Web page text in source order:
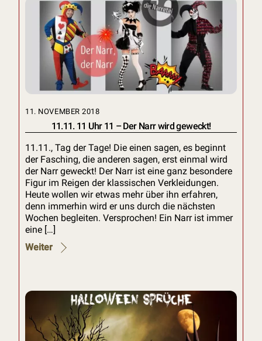
11. NOVEMBER 2018
11.11. 11 Uhr 11 – Der Narr wird geweckt!
11.11., Tag der Tage! Die einen sagen, es beginnt
der Fasching, die anderen sagen, erst einmal wird
der Narr geweckt! Der Narr ist eine ganz besondere
Figur im Reigen der klassischen Verkleidungen.
Heute wollen wir etwas mehr über ihn erfahren,
denn immerhin wird er uns durch die nächsten
Wochen begleiten. Versprochen! Ein Narr ist immer
eine […]
Weiter